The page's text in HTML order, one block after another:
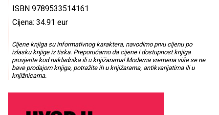
ISBN 9789533514161
Cijena: 34.91 eur
Cijene knjiga su informativnog karaktera, navodimo prvu cijenu po
izlasku knjige iz tiska. Preporučamo da cijene i dostupnost knjiga
provjerite kod nakladnika ili u knjižarama! Moderna vremena više se ne
bave prodajom knjiga, potražite ih u knjižarama, antikvarijatima ili u
knjižnicama.